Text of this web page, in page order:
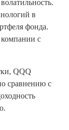
в
фонда.
с
QQQ
сравнению с